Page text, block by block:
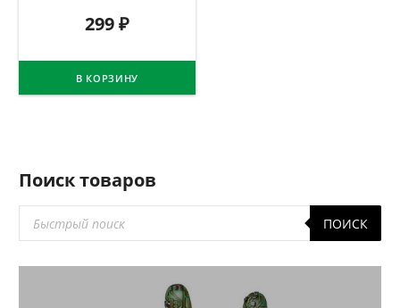
299₽
В КОРЗИНУ
Поиск товаров
товаров
ПОИСК